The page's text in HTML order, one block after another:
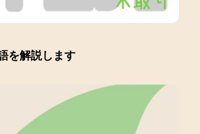
を解説します